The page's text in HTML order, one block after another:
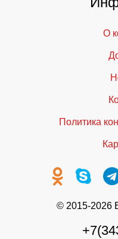
О
Политика
© 2015-2026